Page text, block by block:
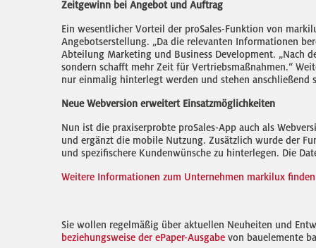
Zeitgewinn bei Angebot und Auftrag
Ein wesentlicher Vorteil der proSales-Funktion von
Angebotserstellung. „Da die relevanten Informationen
Abteilung Marketing und Business Development. „Nach
sondern schafft mehr Zeit für Vertriebsmaßnahmen.“
nur einmalig hinterlegt werden und stehen anschließend
Neue Webversion erweitert Einsatzmöglichkeiten
Nun ist die praxiserprobte proSales-App auch als
und ergänzt die mobile Nutzung. Zusätzlich wurde der
und spezifischere Kundenwünsche zu hinterlegen. Die
Weitere Informationen zum Unternehmen markilux
Sie wollen regelmäßig über aktuellen Neuheiten und
beziehungsweise der ePaper-Ausgabe von bauelemente